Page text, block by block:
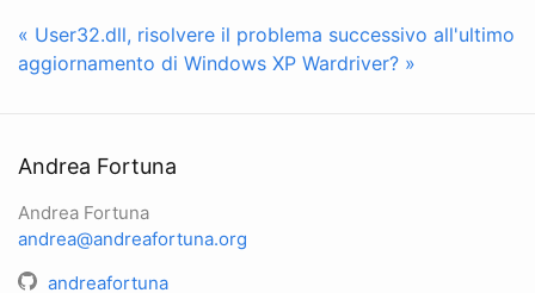
« User32.dll, risolvere il problema successivo all'ultimo
aggiornamento di Windows XP Wardriver? »
Andrea Fortuna
Andrea Fortuna
andrea@andreafortuna.org
andreafortuna